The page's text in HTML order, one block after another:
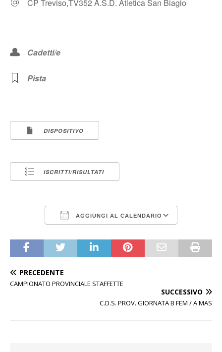
CP Treviso,TV352 A.S.D. Atletica San Biagio
Cadetti/e
Pista
DISPOSITIVO
ISCRITTI/RISULTATI
AGGIUNGI AL CALENDARIO
Download ICS Google
PRECEDENTE
CAMPIONATO PROVINCIALE STAFFETTE
SUCCESSIVO
C.D.S. PROV. GIORNATA B FEM / A MAS